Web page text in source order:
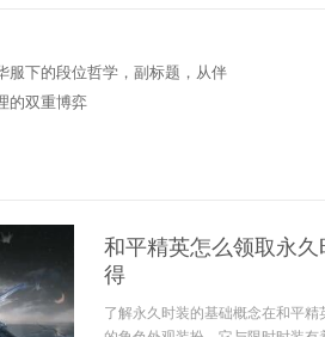
服下的段位哲学，副标题，从伴
的双重博弈
和平精英怎么领取永
得
了解永久时装的基础概念在和平